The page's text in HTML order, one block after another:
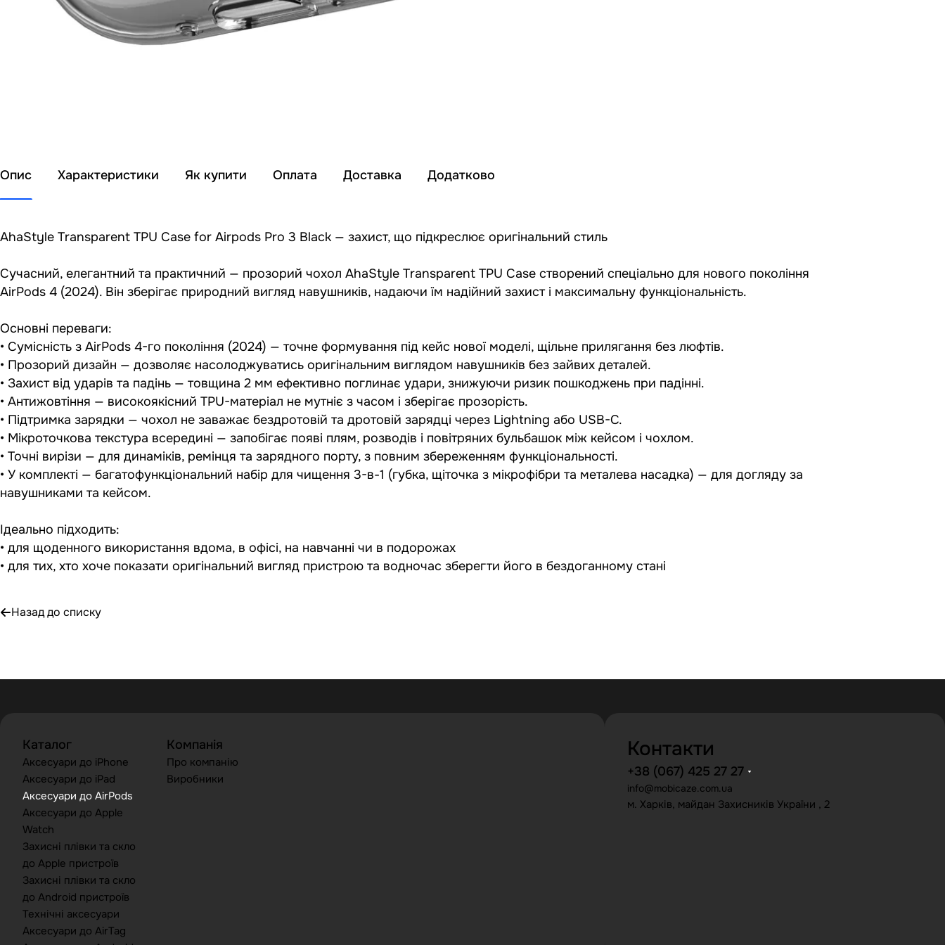
Опис Характеристики Як купити Оплата Доставка Додатково
AhaStyle Transparent TPU Case for Airpods Pro 3 Black — захист, що підкреслює оригінальний стиль
Сучасний, елегантний та практичний — прозорий чохол AhaStyle Transparent TPU Case створений спеціально для нового покоління
AirPods 4 (2024). Він зберігає природний вигляд навушників, надаючи їм надійний захист і максимальну функціональність.
Основні переваги:
• Сумісність з AirPods 4-го покоління (2024) — точне формування під кейс нової моделі, щільне прилягання без люфтів.
• Прозорий дизайн — дозволяє насолоджуватись оригінальним виглядом навушників без зайвих деталей.
• Захист від ударів та падінь — товщина 2 мм ефективно поглинає удари, знижуючи ризик пошкоджень при падінні.
• Антижовтіння — високоякісний TPU-матеріал не мутніє з часом і зберігає прозорість.
• Підтримка зарядки — чохол не заважає бездротовій та дротовій зарядці через Lightning або USB-C.
• Мікроточкова текстура всередині — запобігає появі плям, розводів і повітряних бульбашок між кейсом і чохлом.
• Точні вирізи — для динаміків, ремінця та зарядного порту, з повним збереженням функціональності.
• У комплекті — багатофункціональний набір для чищення 3-в-1 (губка, щіточка з мікрофібри та металева насадка) — для догляду за
навушниками та кейсом.
Ідеально підходить:
• для щоденного використання вдома, в офісі, на навчанні чи в подорожах
• для тих, хто хоче показати оригінальний вигляд пристрою та водночас зберегти його в бездоганному стані
Назад до списку
Каталог
Аксесуари до iPhone
Аксесуари до iPad
Аксесуари до AirPods
Аксесуари до Apple
Watch
Захисні плівки та скло
до Apple пристроїв
Захисні плівки та скло
до Android пристроїв
Технічні аксесуари
Аксесуари до AirTag
Компанія
Про компанію
Виробники
Контакти
+38 (067) 425 27 27
info@mobicaze.com.ua
м. Харків, майдан Захисників України , 2